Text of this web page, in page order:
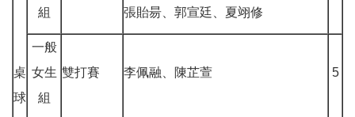
桌
球
組
張貽昜、郭宣廷、夏翊修
一般
女生
組
雙打賽 李佩融、陳芷萱 5